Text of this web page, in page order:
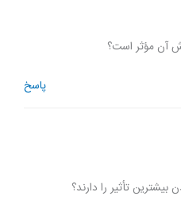
آن مؤثر است؟
پاسخ
تأثیر را دارند؟